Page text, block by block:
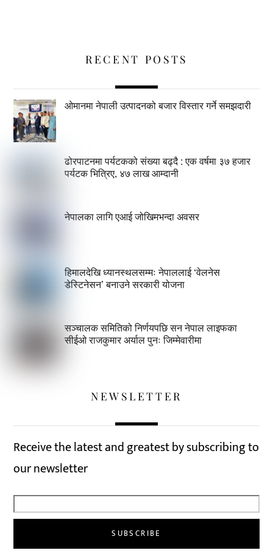
RECENT POSTS
ओमानमा नेपाली उत्पादनको बजार विस्तार गर्ने समझदारी
ढोरपाटनमा पर्यटकको संख्या बढ्दै : एक वर्षमा ३७ हजार
पर्यटक भित्रिए, ४७ लाख आम्दानी
नेपालका लागि एआई जोखिमभन्दा अवसर
हिमालदेखि ध्यानस्थलसम्मः नेपाललाई ‘वेलनेस
डेस्टिनेसन’ बनाउने सरकारी योजना
सञ्चालक समितिको निर्णयपछि सन नेपाल लाइफका
सीईओ राजकुमार अर्याल पुनः जिम्मेवारीमा
NEWSLETTER
Receive the latest and greatest by subscribing to
our newsletter